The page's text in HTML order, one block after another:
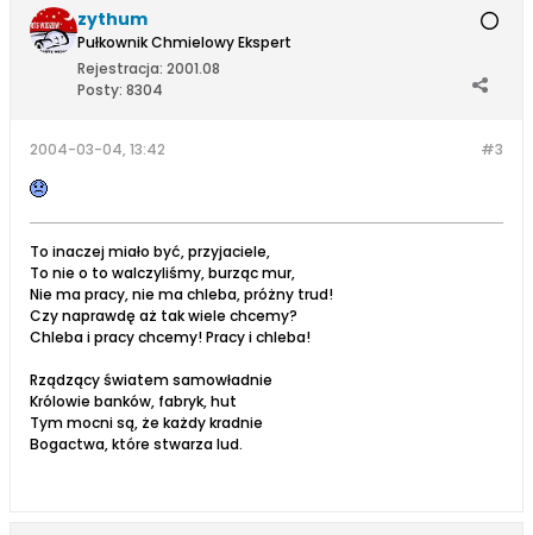
zythum
Pułkownik Chmielowy Ekspert
Rejestracja: 2001.08
Posty: 8304
#3
2004-03-04, 13:42
To inaczej miało być, przyjaciele,
To nie o to walczyliśmy, burząc mur,
Nie ma pracy, nie ma chleba, próżny trud!
Czy naprawdę aż tak wiele chcemy?
Chleba i pracy chcemy! Pracy i chleba!
Rządzący światem samowładnie
Królowie banków, fabryk, hut
Tym mocni są, że każdy kradnie
Bogactwa, które stwarza lud.